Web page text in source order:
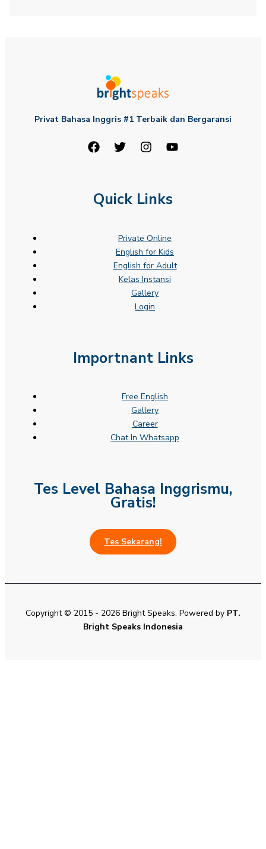
Privat Bahasa Inggris #1 Terbaik dan Bergaransi
Quick Links
Private Online
English for Kids
English for Adult
Kelas Instansi
Gallery
Login
Importnant Links
Free English
Gallery
Career
Chat In Whatsapp
Tes Level Bahasa Inggrismu,
Gratis!
Tes Sekarang!
Copyright © 2015 - 2026 Bright Speaks. Powered by PT.
Bright Speaks Indonesia